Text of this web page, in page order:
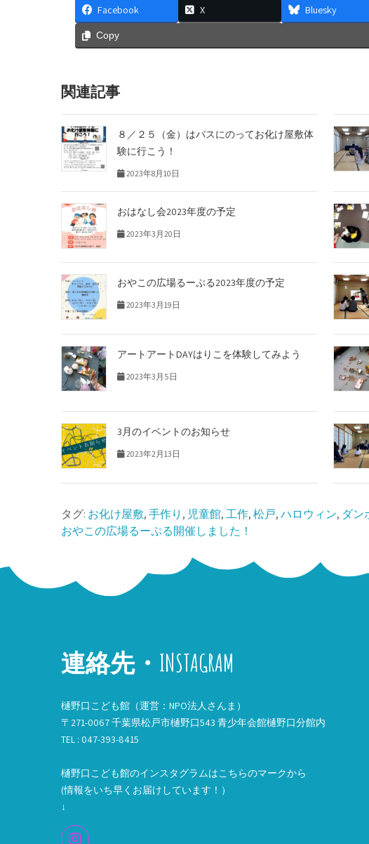
Facebook X Bluesky
Copy
関連記事
８／２５（金）はバスにのってお化け屋敷体
験に行こう！
2023年8月10日
おはなし会2023年度の予定
2023年3月20日
おやこの広場るーぷる2023年度の予定
2023年3月19日
アートアートDAYはりこを体験してみよう
2023年3月5日
3月のイベントのお知らせ
2023年2月13日
タグ: お化け屋敷,手作り , 児童館,工作,松戸,ハロウィン, ダン
投
ナ
ー
ョ
ン
おやこの広場るーぷる開催しました！
連絡先・INSTAGRAM
樋野口こども館（運営：NPO法人さんま）
〒271-0067 千葉県松戸市樋野口543 青少年会館樋野口分館内
TEL : 047-393-8415
樋野口こども館のインスタグラムはこちらのマークから
(情報をいち早くお届けしています！）
↓